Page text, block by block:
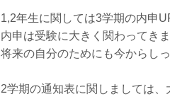
1,2年生に関しては3学期の内申
内申は受験に大きく関わってきま
将来の自分のためにも今からし
2学期の通知表に関しましては